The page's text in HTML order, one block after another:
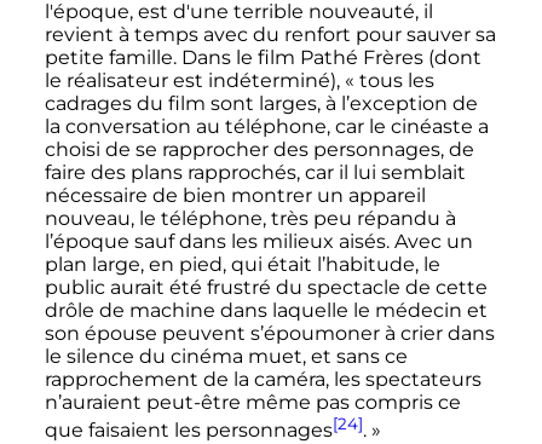
l'époque, est d'une terrible nouveauté, il
revient à temps avec du renfort pour sauver sa
petite famille. Dans le film Pathé Frères (dont
le réalisateur est indéterminé), « tous les
cadrages du film sont larges, à l’exception de
la conversation au téléphone, car le cinéaste a
choisi de se rapprocher des personnages, de
faire des plans rapprochés, car il lui semblait
nécessaire de bien montrer un appareil
nouveau, le téléphone, très peu répandu à
l’époque sauf dans les milieux aisés. Avec un
plan large, en pied, qui était l’habitude, le
public aurait été frustré du spectacle de cette
drôle de machine dans laquelle le médecin et
son épouse peuvent s’époumoner à crier dans
le silence du cinéma muet, et sans ce
rapprochement de la caméra, les spectateurs
n’auraient peut-être même pas compris ce
que faisaient les personnages[24]. »